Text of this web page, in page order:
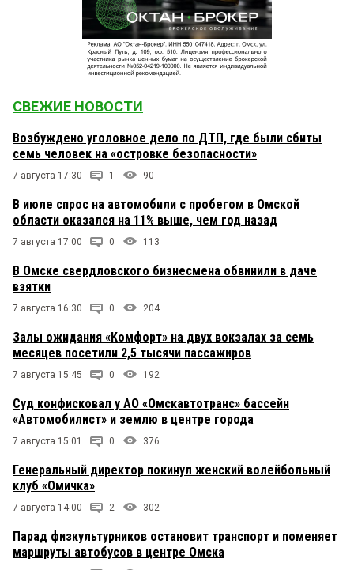
СВЕЖИЕ НОВОСТИ
Возбуждено уголовное дело по ДТП, где были сбиты
семь человек на «островке безопасности»
7 августа 17:30 1 90
В июле спрос на автомобили с пробегом в Омской
области оказался на 11% выше, чем год назад
7 августа 17:00 0 113
В Омске свердловского бизнесмена обвинили в даче
взятки
7 августа 16:30 0 204
Залы ожидания «Комфорт» на двух вокзалах за семь
месяцев посетили 2,5 тысячи пассажиров
7 августа 15:45 0 192
Суд конфисковал у АО «Омскавтотранс» бассейн
«Автомобилист» и землю в центре города
7 августа 15:01 0 376
Генеральный директор покинул женский волейбольный
клуб «Омичка»
7 августа 14:00 2 302
Парад физкультурников остановит транспорт и поменяет
маршруты автобусов в центре Омска